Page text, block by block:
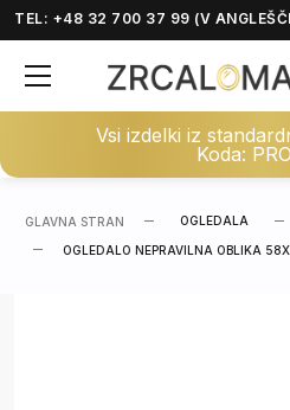
TEL: +48 32 700 37 99 (V
Vsi izdelki iz
Koda:
GLAVNA STRAN OGLEDALA
OGLEDALO NEPRAVILNA OBLIKA